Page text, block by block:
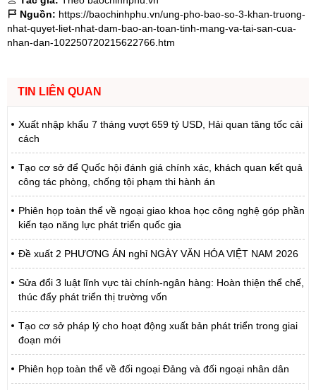
Nguồn: https://baochinhphu.vn/ung-pho-bao-so-3-khan-truong-
nhat-quyet-liet-nhat-dam-bao-an-toan-tinh-mang-va-tai-san-cua-
nhan-dan-102250720215622766.htm
TIN LIÊN QUAN
Xuất nhập khẩu 7 tháng vượt 659 tỷ USD, Hải quan tăng tốc cải
cách
Tạo cơ sở để Quốc hội đánh giá chính xác, khách quan kết quả
công tác phòng, chống tội phạm thi hành án
Phiên họp toàn thể về ngoại giao khoa học công nghệ góp phần
kiến tạo năng lực phát triển quốc gia
Đề xuất 2 PHƯƠNG ÁN nghỉ NGÀY VĂN HÓA VIỆT NAM 2026
Sửa đổi 3 luật lĩnh vực tài chính-ngân hàng: Hoàn thiện thể chế,
thúc đẩy phát triển thị trường vốn
Tạo cơ sở pháp lý cho hoạt động xuất bản phát triển trong giai
đoạn mới
Phiên họp toàn thể về đối ngoại Đảng và đối ngoại nhân dân